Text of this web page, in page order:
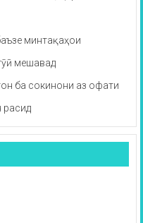
минтақаҳои
мешавад
ба сокинони аз офати
расид